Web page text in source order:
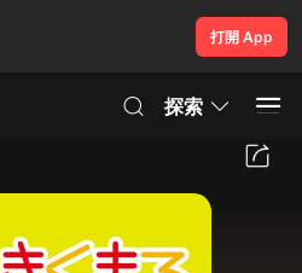
打開 App
探索